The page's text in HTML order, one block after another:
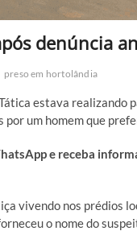
denúncia
preso em hortolândia
estava realizando
um homem que
e receba
vivendo nos prédios
o nome do